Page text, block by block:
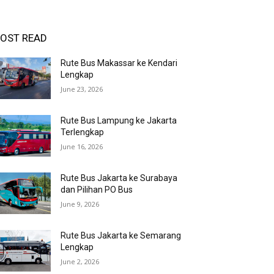
READ
Rute Bus Makassar ke Kendari
Lengkap
June 23, 2026
Rute Bus Lampung ke Jakarta
Terlengkap
June 16, 2026
Rute Bus Jakarta ke Surabaya
dan Pilihan PO Bus
June 9, 2026
Rute Bus Jakarta ke Semarang
Lengkap
June 2, 2026